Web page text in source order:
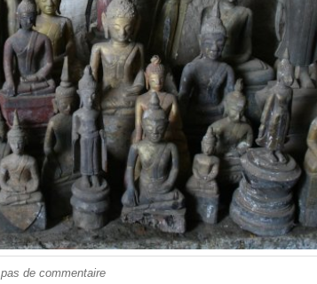
pas de commentaire